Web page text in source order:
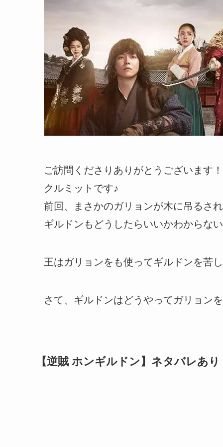
ご訪問くださりありがとうございます！
クルミットです♪
前回、まさかのガリョンが木に吊るさ
ギルドンもどうしたらいいかわからな
王はガリョンをも使ってギルドンを苦
さて、ギルドンはどうやってガリョン
【逆賊 ホンギルドン】ネタバレあり